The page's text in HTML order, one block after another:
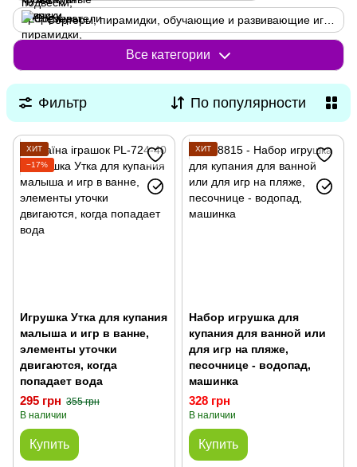
Музыкальные, интерактивные игрушки, повторюшки
Треки, гаражи, с крупными деталями для малышей
Игрушки для ванной и для купания малышей
Рыбалка детская
Игровые центры: столики, ходунки
Все категории
Фильтр По популярности
ХИТ
−17%
Игрушка Утка для купания
малыша и игр в ванне,
элементы уточки
двигаются, когда
попадает вода
295 грн 355 грн
В наличии
Купить
ХИТ
Набор игрушка для
купания для ванной или
для игр на пляже,
песочнице - водопад,
машинка
328 грн
В наличии
Купить